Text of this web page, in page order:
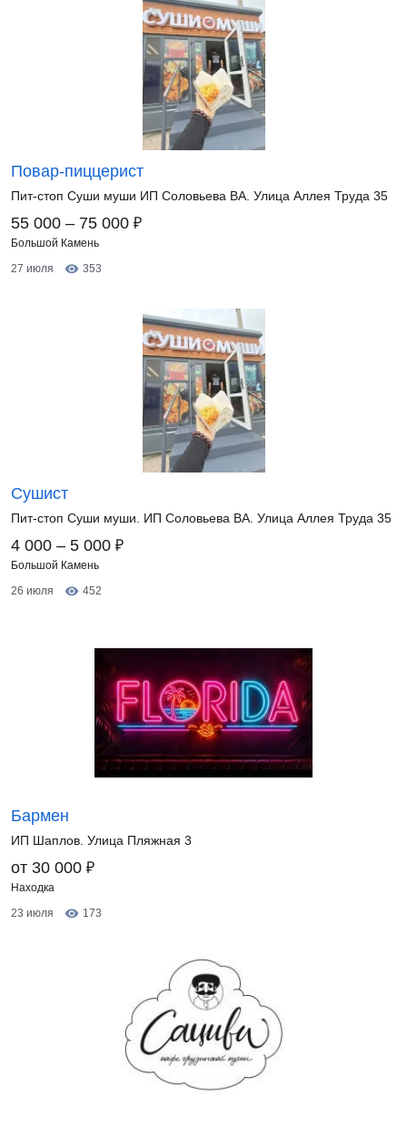
Повар-пиццерист
Пит-стоп Суши муши ИП Соловьева ВА. Улица Аллея Труда 35
55 000 – 75 000 ₽
Большой Камень
27 июля
353
Сушист
Пит-стоп Суши муши. ИП Соловьева ВА. Улица Аллея Труда 35
4 000 – 5 000 ₽
Большой Камень
26 июля
452
Бармен
ИП Шаплов. Улица Пляжная 3
от 30 000 ₽
Находка
23 июля
173